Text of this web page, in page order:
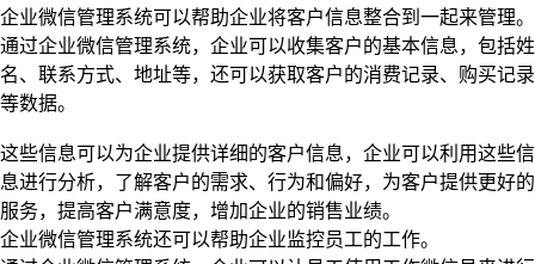
企业微信管理系统可以帮助企业将客户信息整合到一起来管理。
通过企业微信管理系统，企业可以收集客户的基本信息，包括姓
名、联系方式、地址等，还可以获取客户的消费记录、购买记录
等数据。
这些信息可以为企业提供详细的客户信息，企业可以利用这些信
息进行分析，了解客户的需求、行为和偏好，为客户提供更好的
服务，提高客户满意度，增加企业的销售业绩。
企业微信管理系统还可以帮助企业监控员工的工作。